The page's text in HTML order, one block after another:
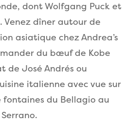
dont Wolfgang Puck et
Venez dîner autour de
asiatique chez Andrea’s
du bœuf de Kobe
de José Andrés ou
italienne avec vue sur
fontaines du Bellagio au